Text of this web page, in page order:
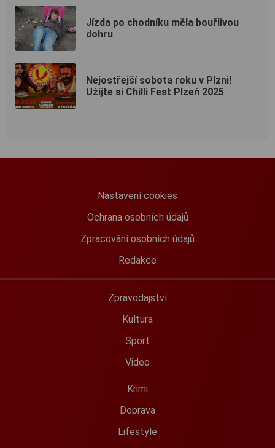
Jízda po chodníku měla bouřlivou
dohru
Nejostřejší sobota roku v Plzni!
Užijte si Chilli Fest Plzeň 2025
Nastavení cookies
Ochrana osobních údajů
Zpracování osobních údajů
Redakce
Zpravodajství
Kultura
Sport
Video
Krimi
Doprava
Lifestyle